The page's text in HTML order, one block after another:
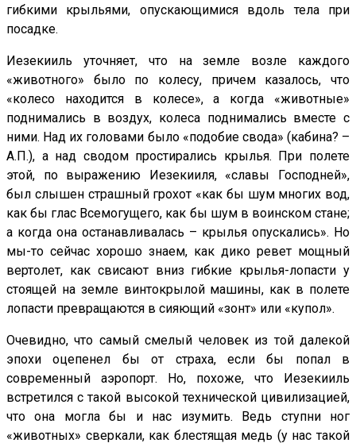
гибкими крыльями, опускающимися вдоль тела при
посадке.
Иезекииль уточняет, что на земле возле каждого
«животного» было по колесу, причем казалось, что
«колесо находится в колесе», а когда «животные»
поднимались в воздух, колеса поднимались вместе с
ними. Над их головами было «подобие свода» (кабина? –
А.П.), а над сводом простирались крылья. При полете
этой, по выражению Иезекииля, «славы Господней»,
был слышен страшный грохот «как бы шум многих вод,
как бы глас Всемогущего, как бы шум в воинском стане;
а когда она останавливалась – крылья опускались». Но
мы-то сейчас хорошо знаем, как дико ревет мощный
вертолет, как свисают вниз гибкие крылья-лопасти у
стоящей на земле винтокрылой машины, как в полете
лопасти превращаются в сияющий «зонт» или «купол».
Очевидно, что самый смелый человек из той далекой
эпохи оцепенел бы от страха, если бы попал в
современный аэропорт. Но, похоже, что Иезекииль
встретился с такой высокой технической цивилизацией,
что она могла бы и нас изумить. Ведь ступни ног
«животных» сверкали, как блестящая медь (у нас такой